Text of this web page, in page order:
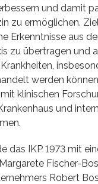
und damit
zu ermöglichen.
Erkenntnisse aus
zu übertragen und
werden
klinischen
und
das IKP 1973 mit
Fischer-
Robert